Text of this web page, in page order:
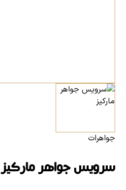
جواهرات
سرویس جواهر مارکیز